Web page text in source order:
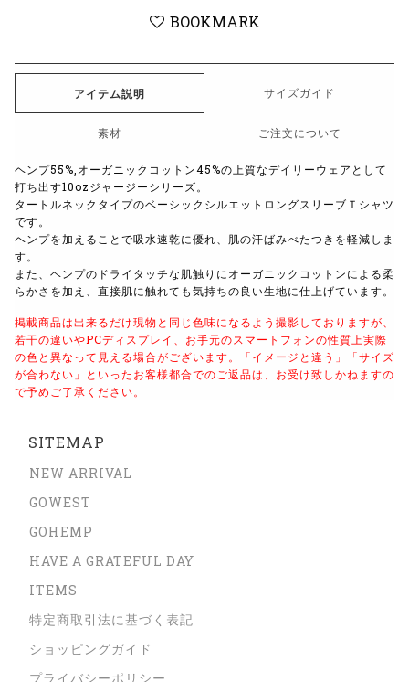
BOOKMARK
アイテム説明 サイズガイド
素材 ご注文について
ヘンプ55%,オーガニックコットン45%の上質なデイリーウェアとして
打ち出す10ozジャージーシリーズ。
タートルネックタイプのベーシックシルエットロングスリーブＴシャツ
です。
ヘンプを加えることで吸水速乾に優れ、肌の汗ばみべたつきを軽減しま
す。
また、ヘンプのドライタッチな肌触りにオーガニックコットンによる柔
らかさを加え、直接肌に触れても気持ちの良い生地に仕上げています。
掲載商品は出来るだけ現物と同じ色味になるよう撮影しておりますが、
若干の違いやPCディスプレイ、お手元のスマートフォンの性質上実際
の色と異なって見える場合がございます。
「イメージと違う」「サイズ
が合わない」といったお客様都合でのご返品は、お受け致しかねますの
で予めご了承ください。
SITEMAP
NEW ARRIVAL
GOWEST
GOHEMP
HAVE A GRATEFUL DAY
ITEMS
特定商取引法に基づく表記
ショッピングガイド
プライバシーポリシー